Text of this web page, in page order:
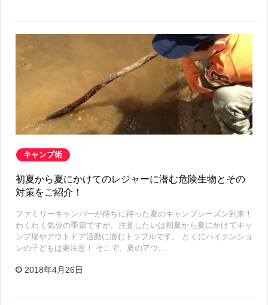
キャンプ術
初夏から夏にかけてのレジャーに潜む危険生物とその
対策をご紹介！
ファミリーキャンパーが待ちに待った夏のキャンプシーズン到来！
わくわく気分の季節ですが、注意したいは初夏から夏にかけてキャ
ンプ場やアウトドア活動に潜むトラブルです。 とくにハイテンショ
ンの子どもは要注意！ そこで、夏のアウ…
2018年4月26日